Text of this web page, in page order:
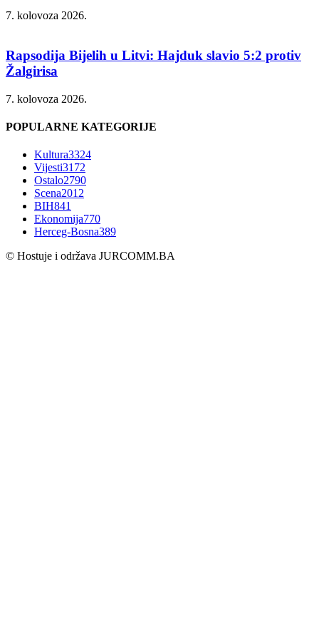
7. kolovoza 2026.
Rapsodija Bijelih u Litvi: Hajduk slavio 5:2 protiv
Žalgirisa
7. kolovoza 2026.
POPULARNE KATEGORIJE
Kultura3324
Vijesti3172
Ostalo2790
Scena2012
BIH841
Ekonomija770
Herceg-Bosna389
© Hostuje i održava JURCOMM.BA